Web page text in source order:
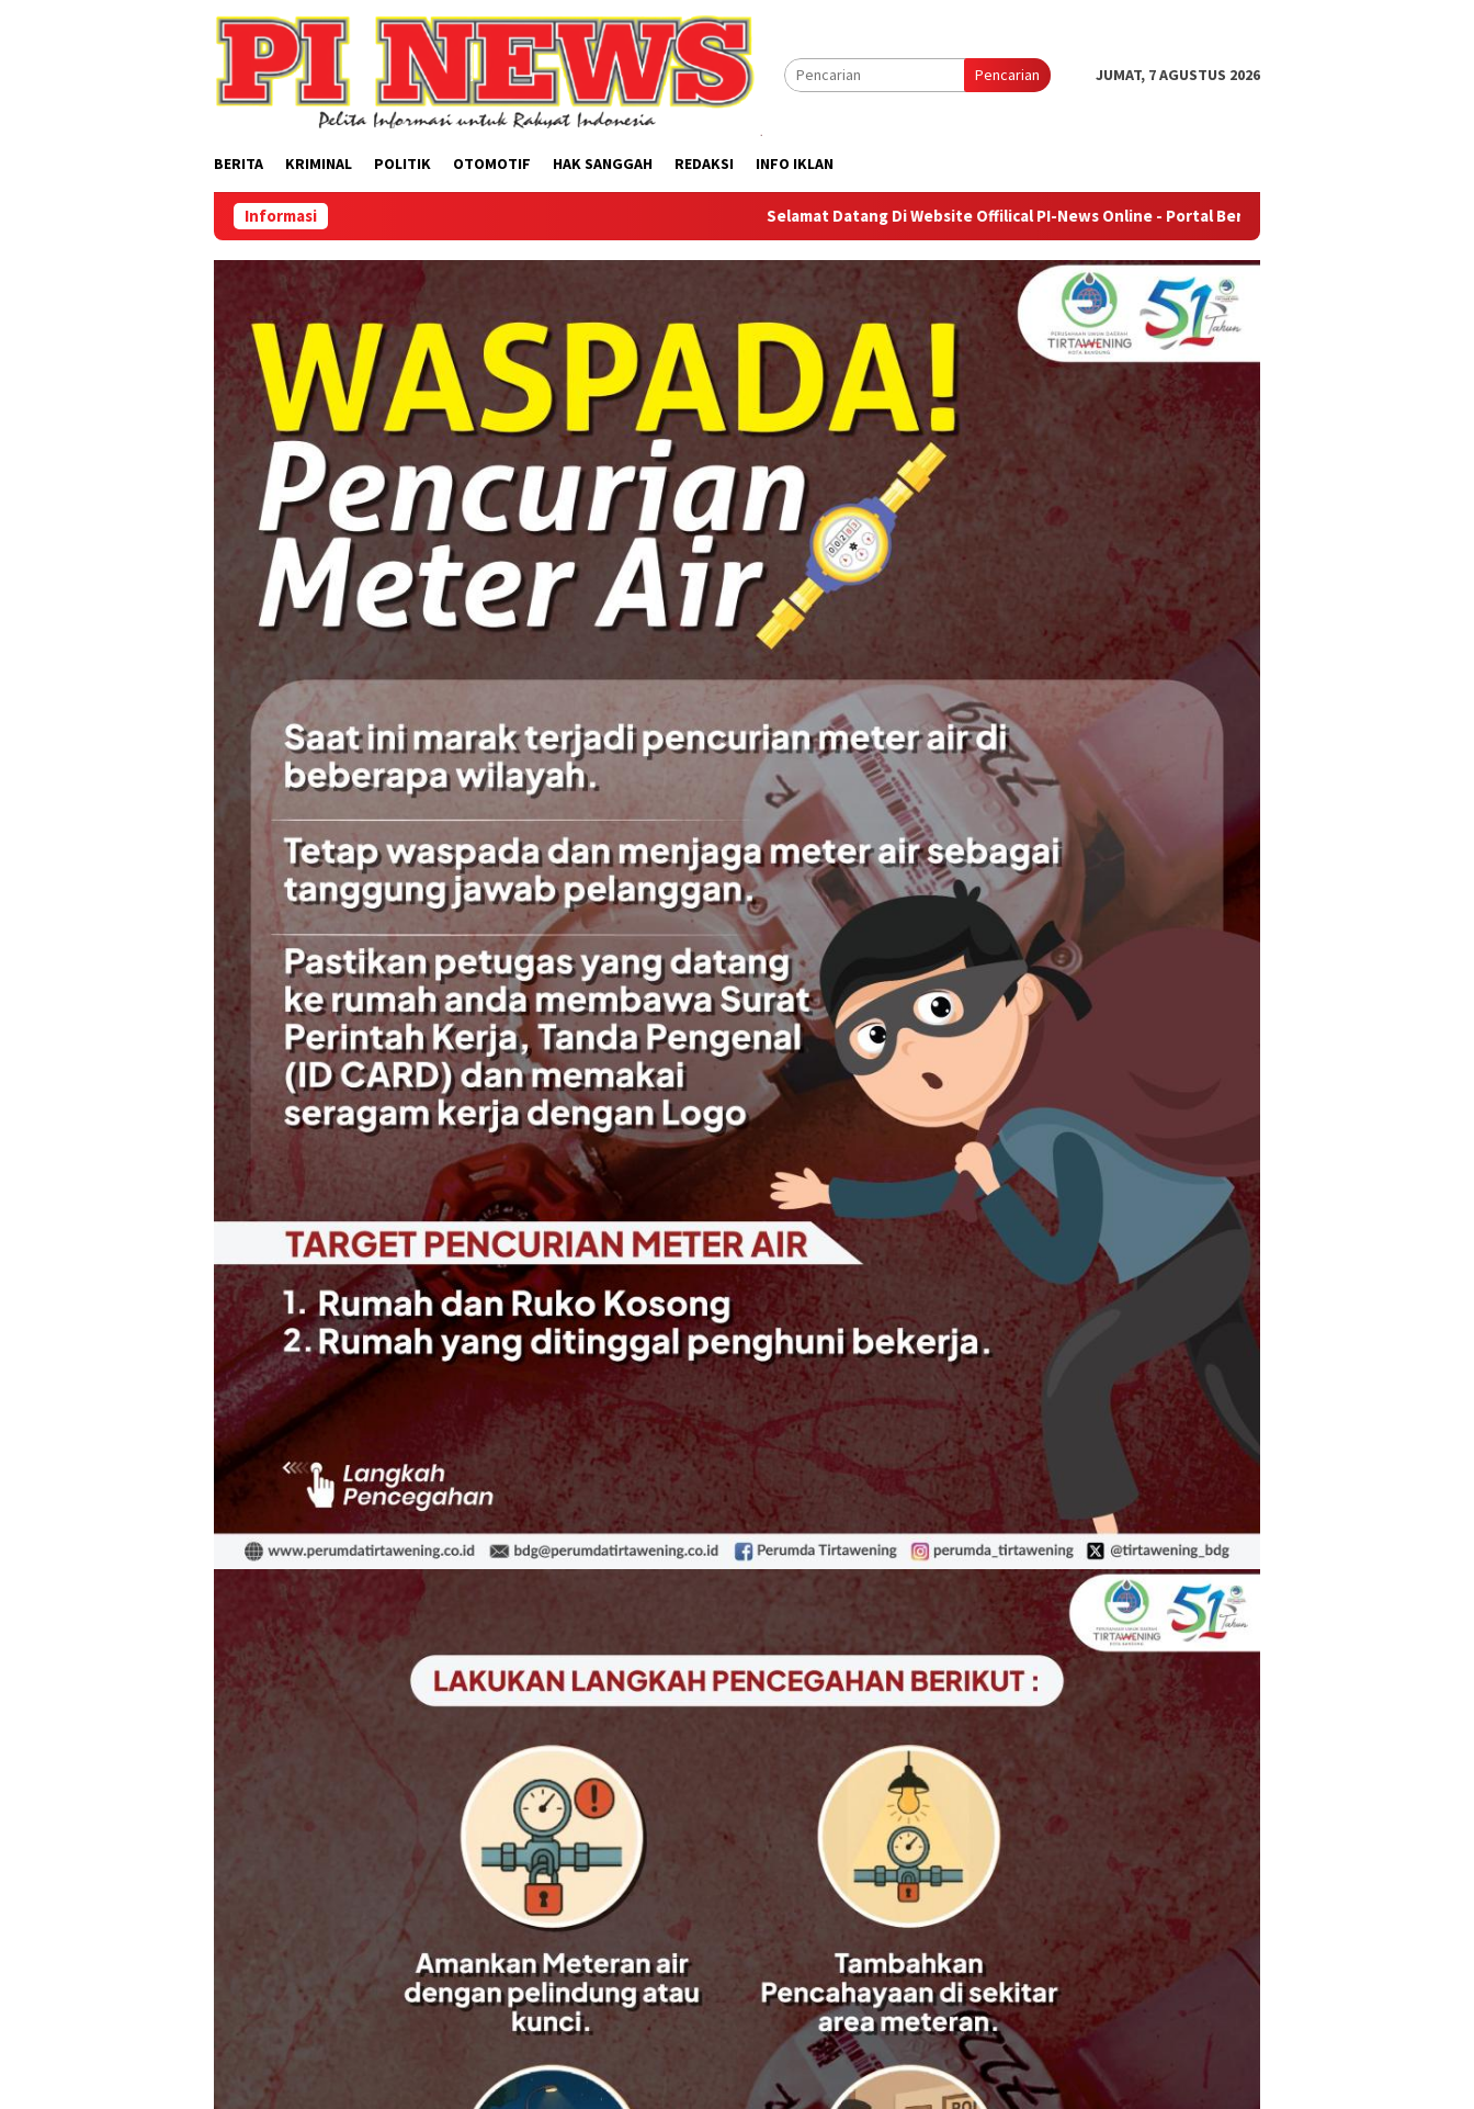
Pencarian
JUMAT, 7 AGUSTUS 2026
BERITA KRIMINAL POLITIK OTOMOTIF HAK SANGGAH REDAKSI INFO IKLAN
Informasi Selamat Datang Di Website Offilical PI-News Online - Portal Berita Terupdate & Terpercaya